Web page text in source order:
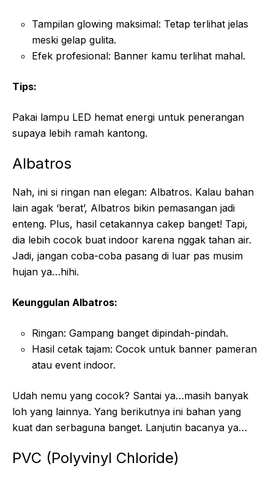
Tampilan glowing maksimal: Tetap terlihat jelas
meski gelap gulita.
Efek profesional: Banner kamu terlihat mahal.
Tips:
Pakai lampu LED hemat energi untuk penerangan
supaya lebih ramah kantong.
Albatros
Nah, ini si ringan nan elegan: Albatros. Kalau bahan
lain agak ‘berat’, Albatros bikin pemasangan jadi
enteng. Plus, hasil cetakannya cakep banget! Tapi,
dia lebih cocok buat indoor karena nggak tahan air.
Jadi, jangan coba-coba pasang di luar pas musim
hujan ya…hihi.
Keunggulan Albatros:
Ringan: Gampang banget dipindah-pindah.
Hasil cetak tajam: Cocok untuk banner pameran
atau event indoor.
Udah nemu yang cocok? Santai ya…masih banyak
loh yang lainnya. Yang berikutnya ini bahan yang
kuat dan serbaguna banget. Lanjutin bacanya ya…
PVC (Polyvinyl Chloride)